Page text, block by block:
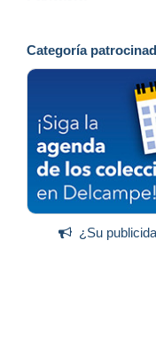
Categoría
¿Su